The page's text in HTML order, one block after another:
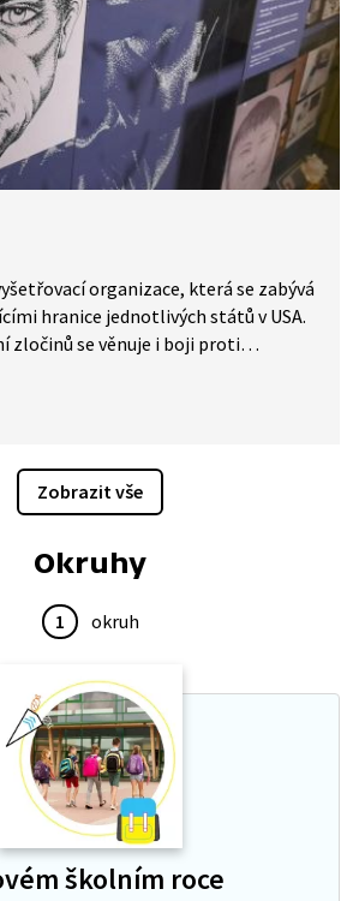
organizace, která se zabývá
hranice jednotlivých států v USA.
zločinů se věnuje i boji proti
Zobrazit vše
Okruhy
1 okruh
školním roce